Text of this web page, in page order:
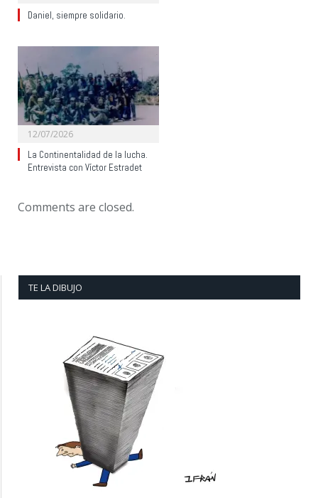
Daniel, siempre solidario.
12/07/2026
La Continentalidad de la lucha.
Entrevista con Víctor Estradet
Comments are closed.
TE LA DIBUJO